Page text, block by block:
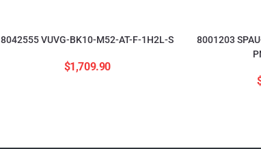
8042555 VUVG-BK10-M52-AT-F-1H2L-S
$1,709.90
8001203